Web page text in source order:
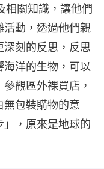
關知識，讓他們
活動，透過他們親
刻的反思，反思
洋的生物，可以
觀區外裸買店，
包裝購物的意
，原來是地球的